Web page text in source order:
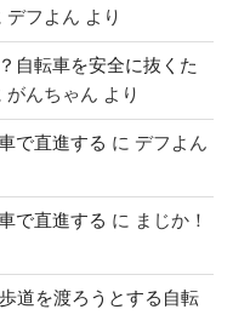
デフよん より
自転車を安全に抜くた
がんちゃん より
で直進する に デフよん
で直進する に まじか！
道を渡ろうとする自転